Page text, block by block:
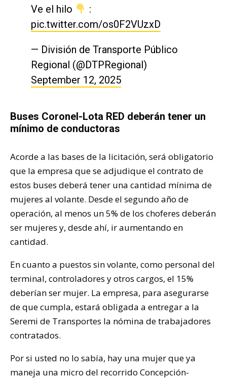
Ve el hilo
:
pic.twitter.com/os0F2VUzxD
— División de Transporte Público
Regional (@DTPRegional)
September 12, 2025
Buses Coronel-Lota RED deberán tener un
mínimo de conductoras
Acorde a las bases de la licitación, será obligatorio
que la empresa que se adjudique el contrato de
estos buses deberá tener una cantidad mínima de
mujeres al volante. Desde el segundo año de
operación, al menos un 5% de los choferes deberán
ser mujeres y, desde ahí, ir aumentando en
cantidad.
En cuanto a puestos sin volante, como personal del
terminal, controladores y otros cargos, el 15%
deberían ser mujer. La empresa, para asegurarse
de que cumpla, estará obligada a entregar a la
Seremi de Transportes la nómina de trabajadores
contratados.
Por si usted no lo sabía, hay una mujer que ya
maneja una micro del recorrido Concepción-